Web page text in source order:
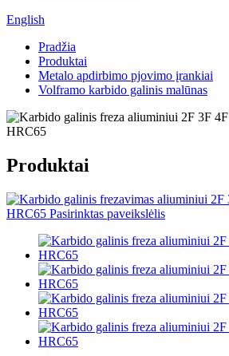
English
Pradžia
Produktai
Metalo apdirbimo pjovimo įrankiai
Volframo karbido galinis malūnas
Produktai